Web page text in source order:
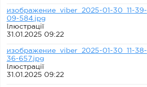
изображение_viber_2025-01-30_11-39-
09-584.jpg
Ілюстрації
31.01.2025 09:22
изображение_viber_2025-01-30_11-38-
36-657.jpg
Ілюстрації
31.01.2025 09:22